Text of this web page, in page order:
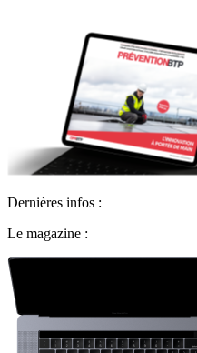
Dernières infos :
Le magazine :